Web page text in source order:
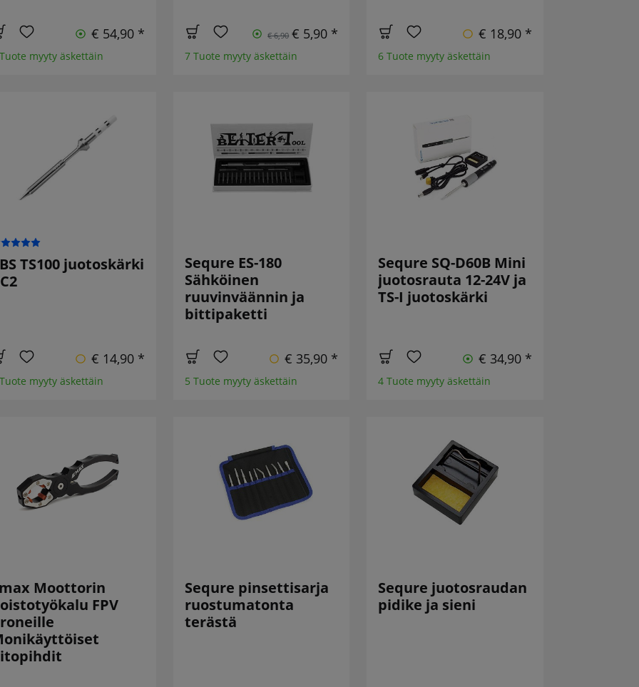
€ 54,90 *
myyty äskettäin
€ 6,90 € 5,90 *
7 Tuote myyty äskettäin
€ 18,90 *
6 Tuote myyty äskettäin
TS100 juotoskärki
€ 14,90 *
myyty äskettäin
Sequre ES-180
Sähköinen
ruuvinväännin ja
bittipaketti
€ 35,90 *
5 Tuote myyty äskettäin
Sequre SQ-D60B Mini
juotosrauta 12-24V ja
TS-I juotoskärki
€ 34,90 *
4 Tuote myyty äskettäin
Moottorin
FPV
Sequre pinsettisarja
ruostumatonta
terästä
Sequre juotosraudan
pidike ja sieni